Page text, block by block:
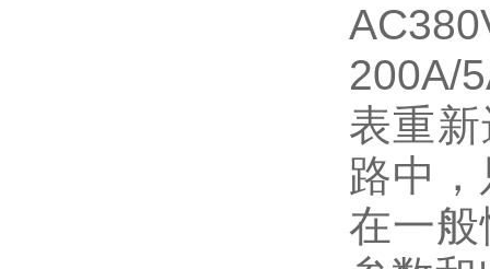
200A/
表重
路中，
在一